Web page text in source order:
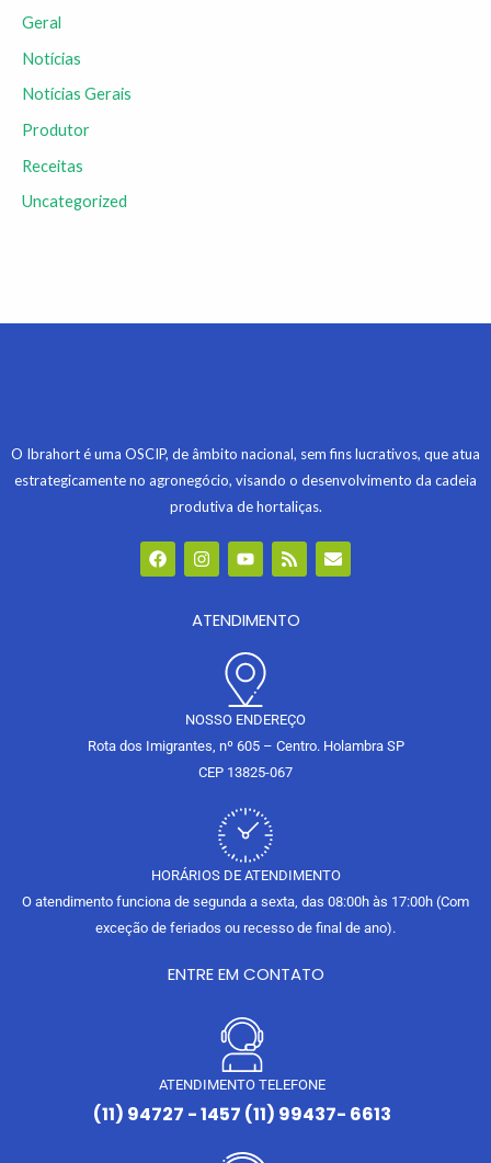
Geral
Notícias
Notícias Gerais
Produtor
Receitas
Uncategorized
O Ibrahort é uma OSCIP, de âmbito nacional, sem fins lucrativos, que atua
estrategicamente no agronegócio, visando o desenvolvimento da cadeia
produtiva de hortaliças.
F
a
c
I
n
s
a
Y
o
u
u
e
R
s
s
E
n
v
ATENDIMENTO
NOSSO ENDEREÇO
Rota dos Imigrantes, nº 605 – Centro. Holambra SP
CEP 13825-067
HORÁRIOS DE ATENDIMENTO
O atendimento funciona de segunda a sexta, das 08:00h às 17:00h (Com
exceção de feriados ou recesso de final de ano).
ENTRE EM CONTATO
ATENDIMENTO TELEFONE
(11) 94727 - 1457 (11) 99437- 6613